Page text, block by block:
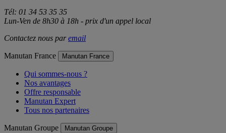
Tél: 01 34 53 35 35
Lun-Ven de 8h30 à 18h - prix d'un appel local
Contactez nous paremail
Manutan France Manutan France
Qui sommes-nous ?
Nos avantages
Offre responsable
Manutan Expert
Tous nos partenaires
Manutan Groupe Manutan Groupe